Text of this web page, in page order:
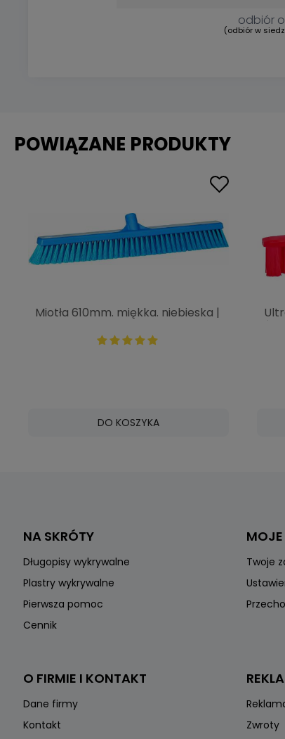
odbiór
(odbiór w
POWIĄZANE PRODUKTY
Miotła 610mm. miękka. niebieska |
DO KOSZYKA
NA SKRÓTY
Długopisy wykrywalne
Plastry wykrywalne
Pierwsza pomoc
Cennik
Twoje
O FIRMIE I KONTAKT
Dane firmy
Kontakt
Zwroty